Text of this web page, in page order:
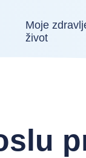
Moje
život